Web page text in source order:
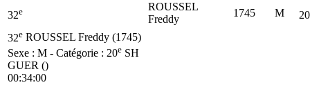
32e
ROUSSEL
Freddy
1745 M
20
32e ROUSSEL Freddy (1745)
Sexe : M - Catégorie : 20e SH
GUER ()
00:34:00